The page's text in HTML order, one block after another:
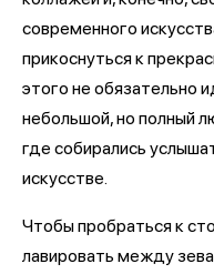
современного
прикоснуться к
этого не обязательно
небольшой, но полный
где собирались
искусстве.
Чтобы пробраться к
лавировать между